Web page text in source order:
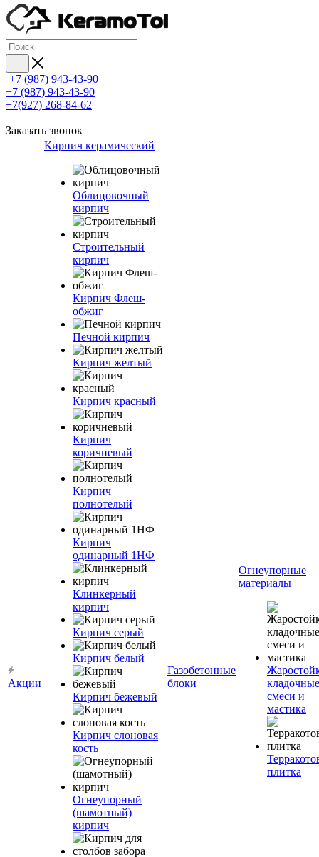
+7 (987) 943-43-90
+7 (987) 943-43-90
+7(927) 268-84-62
Заказать звонок
Акции
Кирпич керамический
Облицовочный
кирпич
Строительный
кирпич
Кирпич Флеш-
обжиг
Печной кирпич
Кирпич желтый
Кирпич красный
Кирпич
коричневый
Кирпич
полнотелый
Кирпич
одинарный 1НФ
Клинкерный
кирпич
Кирпич серый
Кирпич белый
Кирпич бежевый
Кирпич слоновая
кость
Огнеупорный
(шамотный)
кирпич
Газобетонные
блоки
Огнеупорные
материалы
кладочные
смеси и
мастика
плитка